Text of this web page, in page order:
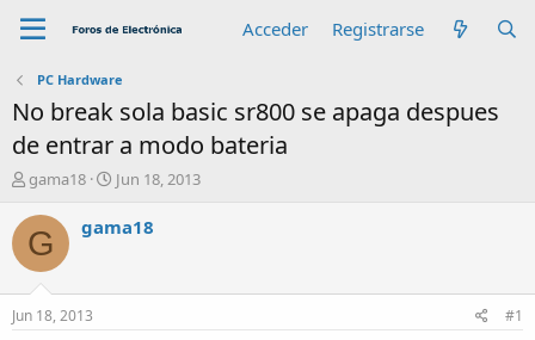
Acceder Registrarse
PC Hardware
No break sola basic sr800 se apaga despues
de entrar a modo bateria
A
t
o
r
gama18
F
c
Jun 18, 2013
G gama18
Jun 18, 2013 #1